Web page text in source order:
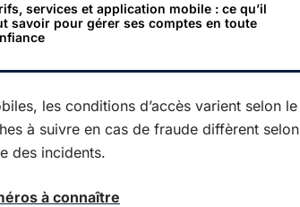
services et application mobile : ce qu’il
savoir pour gérer ses comptes en toute
les conditions d’accès varient selon le
à suivre en cas de fraude diffèrent selon
des incidents.
à connaître